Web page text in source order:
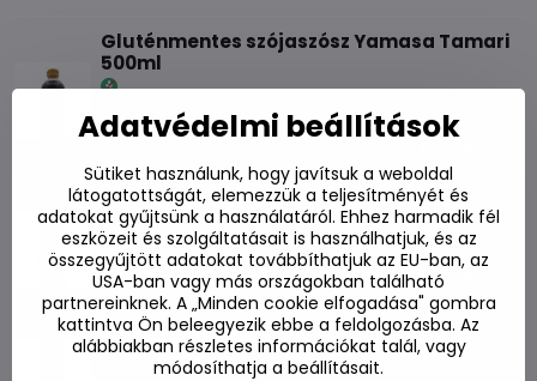
Gluténmentes szójaszósz Yamasa Tamari
500ml
Szójaszósz 501 860ml
Készleten
2490 Ft Kosárba
Szójaszósz Jin Gold F3 860ml
Készleten
Adatvédelmi beállítások
Sütiket használunk, hogy javítsuk a weboldal
látogatottságát, elemezzük a teljesítményét és
adatokat gyűjtsünk a használatáról. Ehhez harmadik fél
eszközeit és szolgáltatásait is használhatjuk, és az
összegyűjtött adatokat továbbíthatjuk az EU-ban, az
USA-ban vagy más országokban található
partnereinknek. A „Minden cookie elfogadása" gombra
kattintva Ön beleegyezik ebbe a feldolgozásba. Az
alábbiakban részletes információkat talál, vagy
módosíthatja a beállításait.